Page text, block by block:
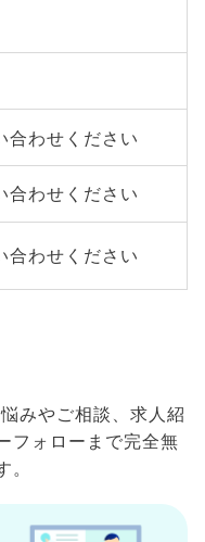
合わせください
合わせください
合わせください
みやご相談、求人紹
フォローまで完全無